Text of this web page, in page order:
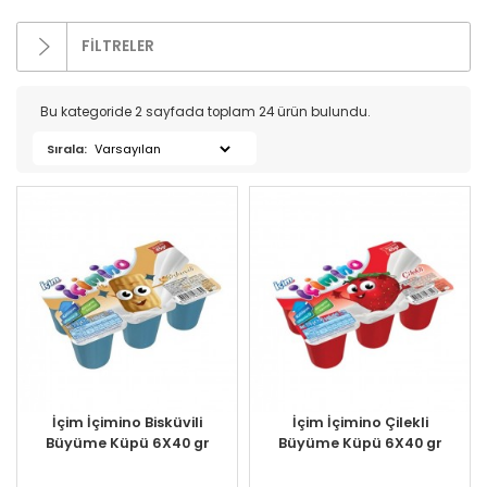
FİLTRELER
Kategoriler
- Kaymak (6)
- Krema (4)
- Peynirler (162)
- Süt (28)
Zeytin (69)
Bu kategoride 2 sayfada toplam 24 ürün bulundu.
Sırala:
İçim İçimino Bisküvili
Büyüme Küpü 6X40 gr
İçim İçimino Çilekli
Büyüme Küpü 6X40 gr